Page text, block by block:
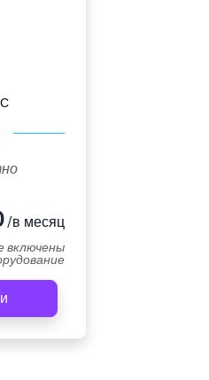
/в месяц
включены